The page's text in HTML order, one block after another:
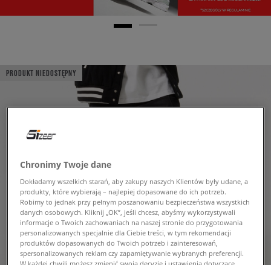
PRODUKT NIEDOSTĘPNY
Chronimy Twoje dane
Dokładamy wszelkich starań, aby zakupy naszych Klientów były udane, a
produkty, które wybierają – najlepiej dopasowane do ich potrzeb.
Robimy to jednak przy pełnym poszanowaniu bezpieczeństwa wszystkich
danych osobowych. Kliknij „OK”, jeśli chcesz, abyśmy wykorzystywali
informacje o Twoich zachowaniach na naszej stronie do przygotowania
personalizowanych specjalnie dla Ciebie treści, w tym rekomendacji
produktów dopasowanych do Twoich potrzeb i zainteresowań,
spersonalizowanych reklam czy zapamiętywanie wybranych preferencji.